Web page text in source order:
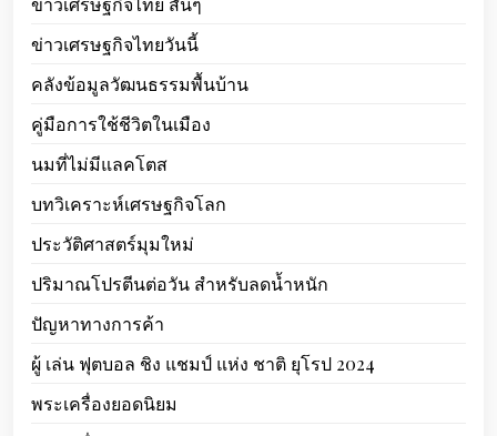
ข่าวเศรษฐกิจไทยวันนี้
คลังข้อมูลวัฒนธรรมพื้นบ้าน
คู่มือการใช้ชีวิตในเมือง
นมที่ไม่มีแลคโตส
บทวิเคราะห์เศรษฐกิจโลก
ประวัติศาสตร์มุมใหม่
ปริมาณโปรตีนต่อวัน สำหรับลดน้ำหนัก
ปัญหาทางการค้า
ผู้ เล่น ฟุตบอล ชิง แชมป์ แห่ง ชาติ ยุโรป 2024
พระเครื่องยอดนิยม